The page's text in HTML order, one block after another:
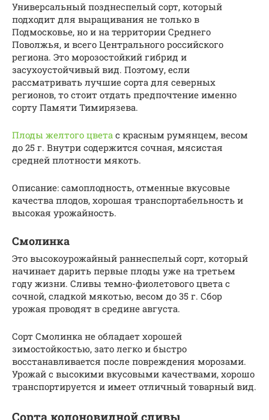
Универсальный позднеспелый сорт, который
подходит для выращивания не только в
Подмосковье, но и на территории Среднего
Поволжья, и всего Центрального российского
региона. Это морозостойкий гибрид и
засухоустойчивый вид. Поэтому, если
рассматривать лучшие сорта для северных
регионов, то стоит отдать предпочтение именно
сорту Памяти Тимирязева.
Плоды желтого цвета с красным румянцем, весом
до 25 г. Внутри содержится сочная, мясистая
средней плотности мякоть.
Описание: самоплодность, отменные вкусовые
качества плодов, хорошая транспортабельность и
высокая урожайность.
Смолинка
Это высокоурожайный раннеспелый сорт, который
начинает дарить первые плоды уже на третьем
году жизни. Сливы темно-фиолетового цвета с
сочной, сладкой мякотью, весом до 35 г. Сбор
урожая проводят в средине августа.
Сорт Смолинка не обладает хорошей
зимостойкостью, зато легко и быстро
восстанавливается после повреждения морозами.
Урожай с высокими вкусовыми качествами, хорошо
транспортируется и имеет отличный товарный вид.
Сорта колоновидной сливы